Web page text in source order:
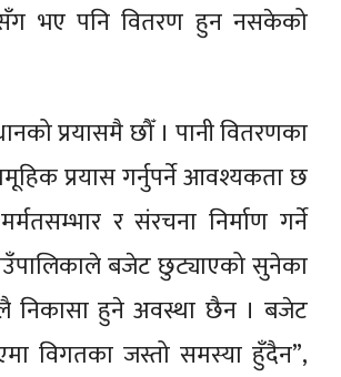
भए पनि वितरण हुन नसकेको
प्रयासमै छौँ । पानी वितरणका
प्रयास गर्नुपर्ने आवश्यकता छ
र संरचना निर्माण गर्ने
बजेट छुट्याएको सुनेका
निकासा हुने अवस्था छैन । बजेट
विगतका जस्तो समस्या हुँदैन”,